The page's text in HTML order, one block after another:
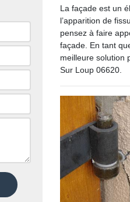
La façade est un
l’apparition de
pensez à faire
façade. En tant
meilleure solution
Sur Loup 06620.